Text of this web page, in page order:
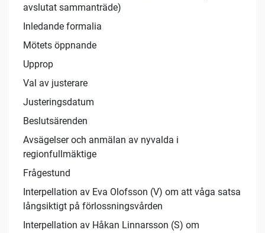
avslutat sammanträde)
Inledande formalia
Mötets öppnande
Upprop
Val av justerare
Justeringsdatum
Beslutsärenden
Avsägelser och anmälan av nyvalda i
regionfullmäktige
Frågestund
Interpellation av Eva Olofsson (V) om att våga satsa
långsiktigt på förlossningsvården
Interpellation av Håkan Linnarsson (S) om